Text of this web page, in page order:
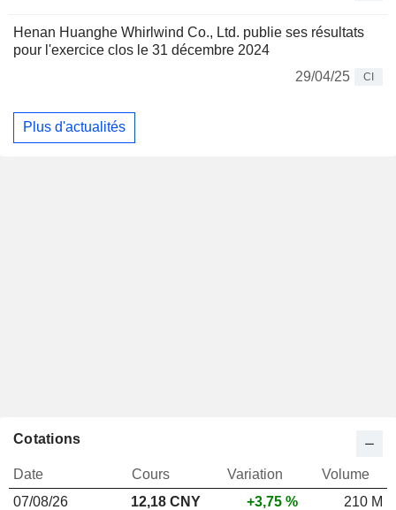
Henan Huanghe Whirlwind Co., Ltd. publie ses résultats
pour l'exercice clos le 31 décembre 2024
29/04/25
CI
Plus d'actualités
Cotations
Date Cours Variation
Volume
07/08/26
12,18 CNY +3,75 %
210 M